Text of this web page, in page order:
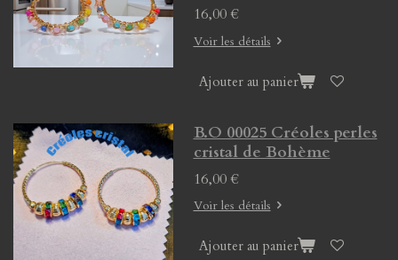
16,00 €
Voir les détails
Ajouter au panier
B.O 00025 Créoles perles
cristal de Bohème
16,00 €
Voir les détails
Ajouter au panier